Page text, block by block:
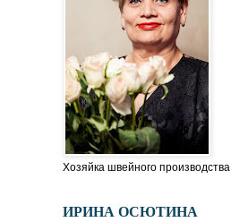
Хозяйка швейного производства
ИРИНА ОСЮТИНА